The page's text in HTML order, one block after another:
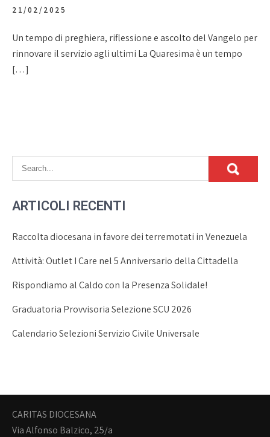
21/02/2025
Un tempo di preghiera, riflessione e ascolto del Vangelo per
rinnovare il servizio agli ultimi La Quaresima è un tempo
[…]
ARTICOLI RECENTI
Raccolta diocesana in favore dei terremotati in Venezuela
Attività: Outlet I Care nel 5 Anniversario della Cittadella
Rispondiamo al Caldo con la Presenza Solidale!
Graduatoria Provvisoria Selezione SCU 2026
Calendario Selezioni Servizio Civile Universale
CARITAS DIOCESANA
Via Alfonso Balzico, 25/a